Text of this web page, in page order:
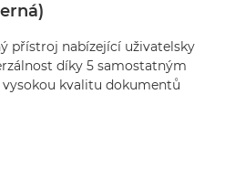
přístroj nabízející uživatelsky
díky 5 samostatným
kvalitu dokumentů